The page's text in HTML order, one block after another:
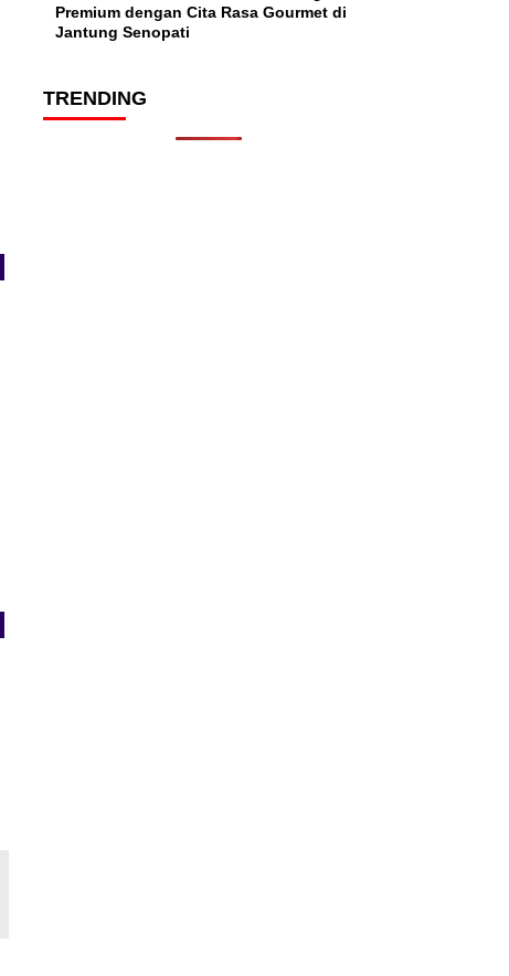
Premium dengan Cita Rasa Gourmet di
Jantung Senopati
TRENDING